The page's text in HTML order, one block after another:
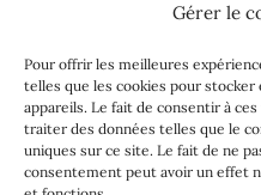
Gérer le
Pour offrir les meilleures
telles que les cookies pour
appareils. Le fait de consentir à
traiter des données telles que le
uniques sur ce site. Le fait de ne
consentement peut avoir un effet
TVA BE1005.403.416